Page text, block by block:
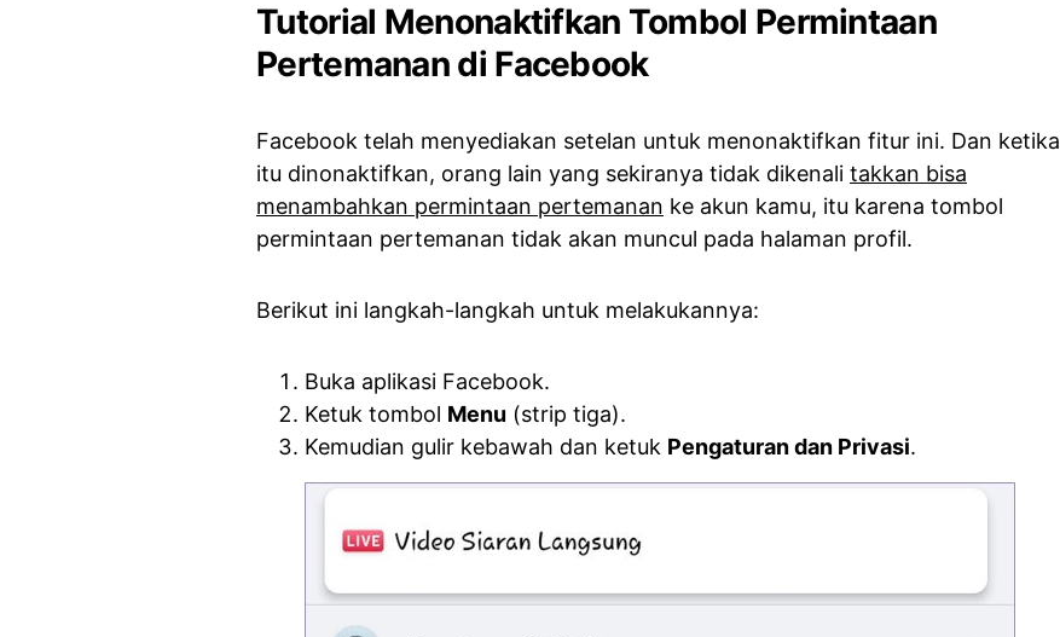
Tutorial Menonaktifkan Tombol Permintaan
Pertemanan di Facebook
Facebook telah menyediakan setelan untuk menonaktifkan fitur ini. Dan ketika
itu dinonaktifkan, orang lain yang sekiranya tidak dikenali takkan bisa
menambahkan permintaan pertemanan ke akun kamu, itu karena tombol
permintaan pertemanan tidak akan muncul pada halaman profil.
Berikut ini langkah-langkah untuk melakukannya:
Buka aplikasi Facebook.
Ketuk tombol Menu (strip tiga).
Kemudian gulir kebawah dan ketuk Pengaturan dan Privasi.